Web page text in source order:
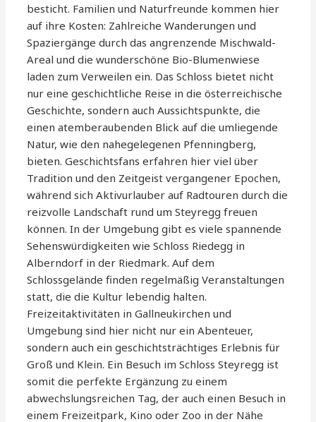
besticht. Familien und Naturfreunde kommen hier
auf ihre Kosten: Zahlreiche Wanderungen und
Spaziergänge durch das angrenzende Mischwald-
Areal und die wunderschöne Bio-Blumenwiese
laden zum Verweilen ein. Das Schloss bietet nicht
nur eine geschichtliche Reise in die österreichische
Geschichte, sondern auch Aussichtspunkte, die
einen atemberaubenden Blick auf die umliegende
Natur, wie den nahegelegenen Pfenningberg,
bieten. Geschichtsfans erfahren hier viel über
Tradition und den Zeitgeist vergangener Epochen,
während sich Aktivurlauber auf Radtouren durch die
reizvolle Landschaft rund um Steyregg freuen
können. In der Umgebung gibt es viele spannende
Sehenswürdigkeiten wie Schloss Riedegg in
Alberndorf in der Riedmark. Auf dem
Schlossgelände finden regelmäßig Veranstaltungen
statt, die die Kultur lebendig halten.
Freizeitaktivitäten in Gallneukirchen und
Umgebung sind hier nicht nur ein Abenteuer,
sondern auch ein geschichtsträchtiges Erlebnis für
Groß und Klein. Ein Besuch im Schloss Steyregg ist
somit die perfekte Ergänzung zu einem
abwechslungsreichen Tag, der auch einen Besuch in
einem Freizeitpark, Kino oder Zoo in der Nähe